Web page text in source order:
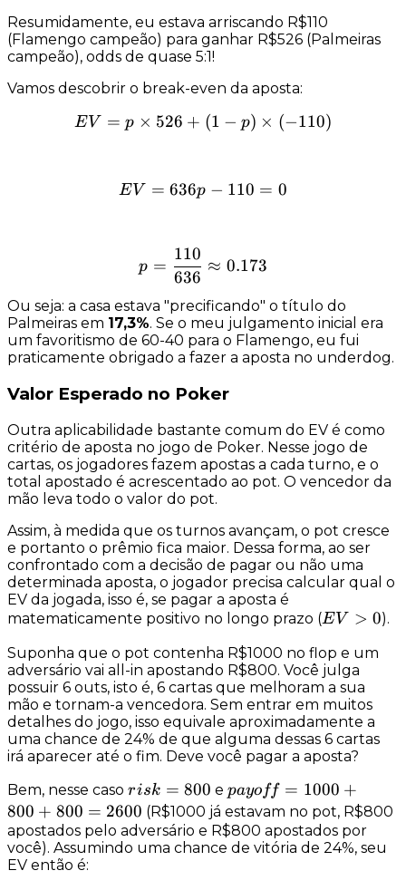
Resumidamente, eu estava arriscando R$110
(Flamengo campeão) para ganhar R$526 (Palmeiras
campeão), odds de quase 5:1!
Vamos descobrir o break-even da aposta:
EV = p \times 526 + (1 -
EV = p × 526 + (1 − p) × (−110)
EV = 636p - 110 = 0
EV = 636p − 110 = 0
p = \dfrac{110}{636}
p =
636
110
≈ 0.173
Ou seja: a casa estava "precificando" o título do
Palmeiras em 17,3%. Se o meu julgamento inicial era
um favoritismo de 60-40 para o Flamengo, eu fui
praticamente obrigado a fazer a aposta no underdog.
Valor Esperado no Poker
Outra aplicabilidade bastante comum do EV é como
critério de aposta no jogo de Poker. Nesse jogo de
cartas, os jogadores fazem apostas a cada turno, e o
total apostado é acrescentado ao pot. O vencedor da
mão leva todo o valor do pot.
Assim, à medida que os turnos avançam, o pot cresce
e portanto o prêmio fica maior. Dessa forma, ao ser
confrontado com a decisão de pagar ou não uma
determinada aposta, o jogador precisa calcular qual o
EV da jogada, isso é, se pagar a aposta é
matematicamente positivo no longo prazo (EV
0
EV > 0).
Suponha que o pot contenha R$1000 no flop e um
adversário vai all-in apostando R$800. Você julga
possuir 6 outs, isto é, 6 cartas que melhoram a sua
mão e tornam-a vencedora. Sem entrar em muitos
detalhes do jogo, isso equivale aproximadamente a
uma chance de 24% de que alguma dessas 6 cartas
irá aparecer até o fim. Deve você pagar a aposta?
Bem, nesse caso risk
=
800
risk = 800 e payoff
=
1000
+ 800
payoff = 1000 +
800 + 800 = 2600 (R$1000 já estavam no pot, R$800
apostados pelo adversário e R$800 apostados por
você). Assumindo uma chance de vitória de 24%, seu
EV então é: